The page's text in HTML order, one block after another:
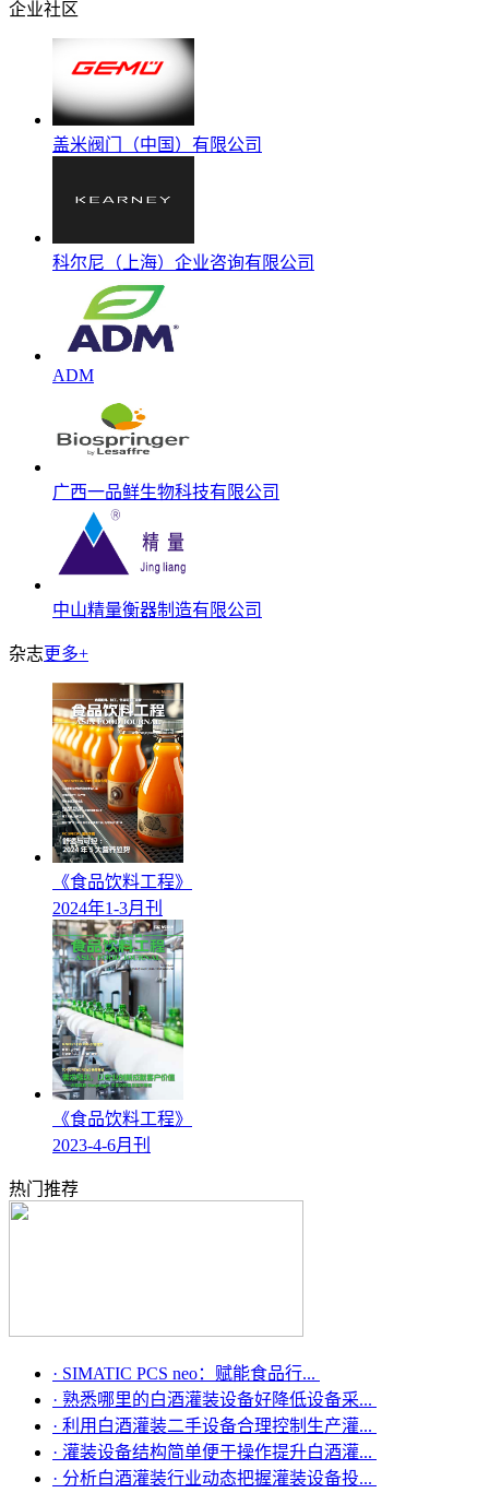
企业社区
盖米阀门（中国）有限公司
科尔尼（上海）企业咨询有限公司
ADM
广西一品鲜生物科技有限公司
中山精量衡器制造有限公司
杂志更多+
《食品饮料工程》
2024年1-3月刊
《食品饮料工程》
2023-4-6月刊
热门推荐
· SIMATIC PCS neo：赋能食品行...
· 熟悉哪里的白酒灌装设备好降低设备采...
· 利用白酒灌装二手设备合理控制生产灌...
· 灌装设备结构简单便于操作提升白酒灌...
· 分析白酒灌装行业动态把握灌装设备投...